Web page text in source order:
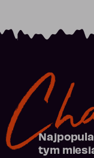
tym